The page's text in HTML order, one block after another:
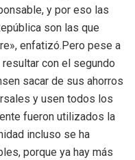
y por eso las
son las que
enfatizó.Pero pese a
con el segundo
sacar de sus ahorros
y usen todos los
fueron utilizados la
incluso se ha
porque ya hay más